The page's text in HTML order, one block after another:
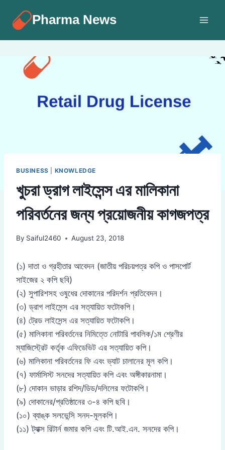
content
Pharma News
BUSINESS KNOWLEDGE
খুচরা ড্রাগ লাইসেন্স এর মালিকানা
পরিবর্তনের জন্য প্রয়োজনীয় কাগজপত্র
By Saiful2460 August 23, 2018
(১) দাতা ও গ্রহীতার আবেদন (জাতীয় পরিচয়পত্র কপি ও পাসপোর্ট
সাইজের ২ কপি ছবি)
(২) সুপারিশসহ ওষুধের দোকানের পরিদর্শন প্রতিবেদন।
(৩) ড্রাগ লাইসেন্স এর সত্যায়িত ফটোকপি।
(৪) ট্রেড লাইসেন্স এর সত্যায়িত ফটোকপি।
(৫) মালিকানা পরিবর্তনের নিমিত্তে নোটারি পাবলিক/১ম শ্রেণীর
ম্যাজিস্ট্রেট কর্তৃক এফিডেভিট এর সত্যায়িত কপি।
(৬) মালিকানা পরিবর্তনের ফি এবং ভ্যাট চালানের মূল কপি।
(৭) ফার্মাসিস্ট সনদের সত্যায়িত কপি এবং অঙ্গীকারনামা।
(৮) দোকান ভাড়ার রশিদ/ডিড/দলিলের ফটোকপি।
(৯) দোকানের/প্রতিষ্ঠানের ৩-৪ কপি ছবি।
(১০) ব্যাঙ্ক সলভেন্সি সনদ-মূলকপি।
(১১) ট্যাক্স রিটার্ন জমার কপি এবং টি.আই.এন. সনদের কপি।